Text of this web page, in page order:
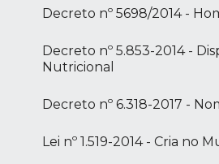
Decreto nº 5698/2014 -
Decreto nº 5.853-2014 -
Nutricional
Decreto nº 6.318-2017 -
Lei nº 1.519-2014 - Cria